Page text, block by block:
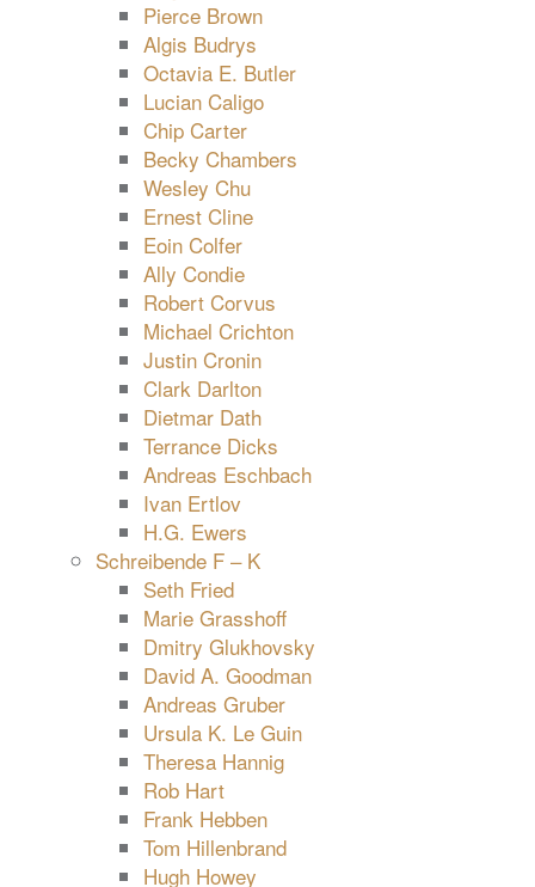
Pierce Brown
Algis Budrys
Octavia E. Butler
Lucian Caligo
Chip Carter
Becky Chambers
Wesley Chu
Ernest Cline
Eoin Colfer
Ally Condie
Robert Corvus
Michael Crichton
Justin Cronin
Clark Darlton
Dietmar Dath
Terrance Dicks
Andreas Eschbach
Ivan Ertlov
H.G. Ewers
Schreibende F – K
Seth Fried
Marie Grasshoff
Dmitry Glukhovsky
David A. Goodman
Andreas Gruber
Ursula K. Le Guin
Theresa Hannig
Rob Hart
Frank Hebben
Tom Hillenbrand
Hugh Howey